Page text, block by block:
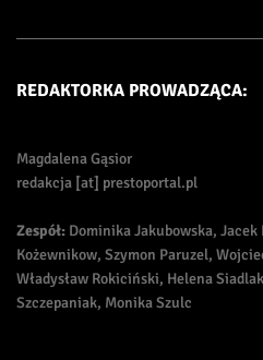
REDAKTORKA PROWADZĄCA:
Magdalena Gąsior
redakcja [at] prestoportal.pl
Zespół: Dominika Jakubowska,
Kożewnikow, Szymon Paruzel,
Władysław Rokiciński, Helena
Szczepaniak, Monika Szulc